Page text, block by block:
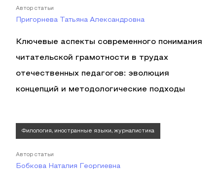
Автор статьи
Пригорнева Татьяна Александровна
Ключевые аспекты современного понимания
читательской грамотности в трудах
отечественных педагогов: эволюция
концепций и методологические подходы
Филология, иностранные языки, журналистика
Автор статьи
Бобкова Наталия Георгиевна